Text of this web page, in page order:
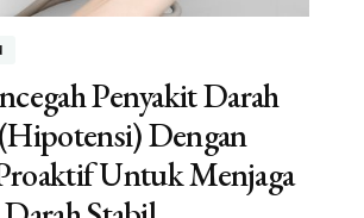
Penyakit Darah
Dengan
Untuk Menjaga